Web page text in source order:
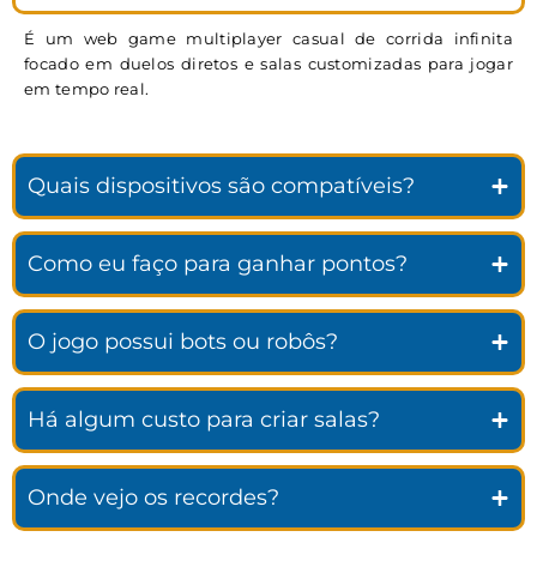
É um web game multiplayer casual de corrida infinita
focado em duelos diretos e salas customizadas para jogar
em tempo real.
Quais dispositivos são compatíveis?
Como eu faço para ganhar pontos?
O jogo possui bots ou robôs?
Há algum custo para criar salas?
Onde vejo os recordes?